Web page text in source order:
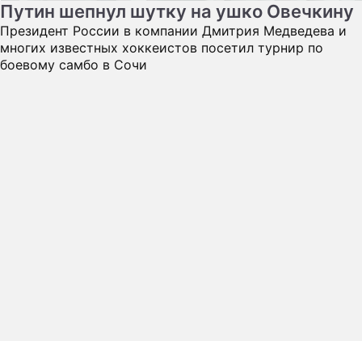
Путин шепнул шутку на ушко Овечкину
Президент России в компании Дмитрия Медведева и
многих известных хоккеистов посетил турнир по
боевому самбо в Сочи